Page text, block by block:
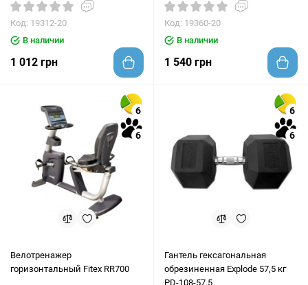
Код: 19312-20
В наличии
1 012 грн
Код: 19360-20
В наличии
1 540 грн
6
6
Велотренажер
горизонтальный Fitex RR700
6
6
Гантель гексагональная
обрезиненная Explode 57,5 кг
PD-108-57,5